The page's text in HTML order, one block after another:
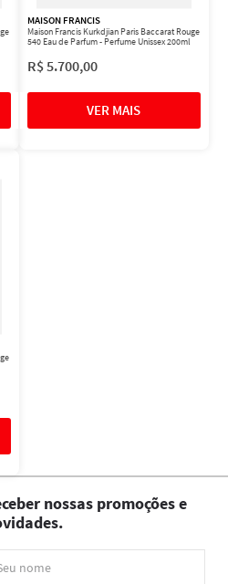
MAISON FRANCIS
Maison Francis Kurkdjian Paris Baccarat Rouge
540 Eau de Parfum - Perfume Unissex 200ml
R$5.700,00
nossas promoções e